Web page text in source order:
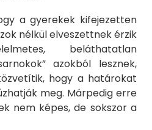
a gyerekek kifejezetten
nélkül elveszettnek érzik
beláthatatlan
azokból lesznek,
hogy a határokat
meg. Márpedig erre
nem képes, de sokszor a